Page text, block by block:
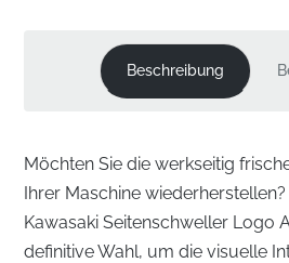
Beschreibung
Möchten Sie die werkseitig
Ihrer Maschine
Kawasaki Seitenschweller Logo
definitive Wahl, um die visuelle